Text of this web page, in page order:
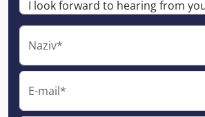
Naziv*
E-mail*